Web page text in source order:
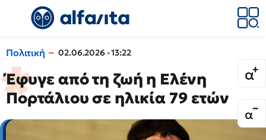
Πολιτική 02.06.2026 - 13:22
Έφυγε από τη ζωή η Ελένη
Πορτάλιου σε ηλικία 79 ετών